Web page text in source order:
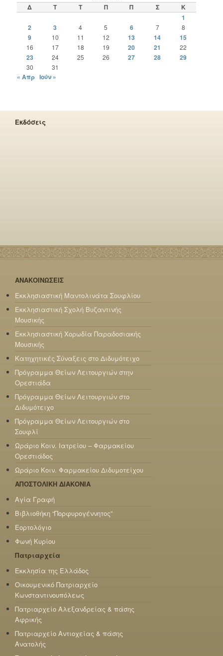
Δ Τ Τ Π Π Σ
Κ
1
2
3 4 5 6 7 8
9 10 11 12 13 14 15
16 17 18 19 20 21 22
23 24 25 26 27 28 29
30 31
« Απρ Ιούν »
Εκδόσεις
ΑΝΑΚΟΙΝΩΣΕΙΣ
Εκκλησιαστική Μαντολινάτα Σουφλίου
Εκκλησιαστική Σχολή Βυζαντινής
Μουσικής
Εκκλησιαστική Χορωδία Παραδοσιακής
Μουσικής
Κατηχητικές Σύναξεις στο Διδυμότειχο
Πρόγραμμα Θείων Λειτουργιών στην
Ορεστιάδα
Πρόγραμμα Θείων Λειτουργιών στο
Διδυμότειχο
Πρόγραμμα Θείων Λειτουργιών στο
Σουφλί
Ωράριο Κοιν. Ιατρείου – Φαρμακείου
Ορεστιάδος
Ωράριο Κοιν. Φαρμακείου Διδυμοτείχου
ΑΠΟΣΤΟΛΙΚΗ ΔΙΑΚΟΝΙΑ
Αγία Γραφή
Βιβλιοθήκη “Πορφυρογέννητος”
Εορτολόγιο
Φωνή Κυρίου
Πατριαρχεία
Εκκλησία της Ελλάδος
Οικουμενικό Πατριαρχείο
Κωνσταντινουπόλεως
Πατριαρχείο Αλεξανδρείας & πάσης
Αφρικής
Πατριαρχείο Αντιοχείας & πάσης
Ανατολής